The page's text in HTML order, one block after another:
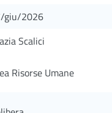
giu/2026
Scalici
Risorse Umane